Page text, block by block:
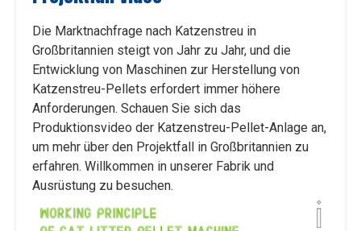
Die Marktnachfrage nach Katzenstreu in
Großbritannien steigt von Jahr zu Jahr, und die
Entwicklung von Maschinen zur Herstellung von
Katzenstreu-Pellets erfordert immer höhere
Anforderungen. Schauen Sie sich das
Produktionsvideo der Katzenstreu-Pellet-Anlage an,
um mehr über den Projektfall in Großbritannien zu
erfahren. Willkommen in unserer Fabrik und
Ausrüstung zu besuchen.